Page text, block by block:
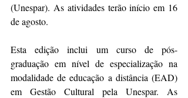
(Unespar). As atividades terão início em 16
de agosto.
Esta edição inclui um curso de pós-
graduação em nível de especialização na
modalidade de educação a distância (EAD)
em Gestão Cultural pela Unespar. As